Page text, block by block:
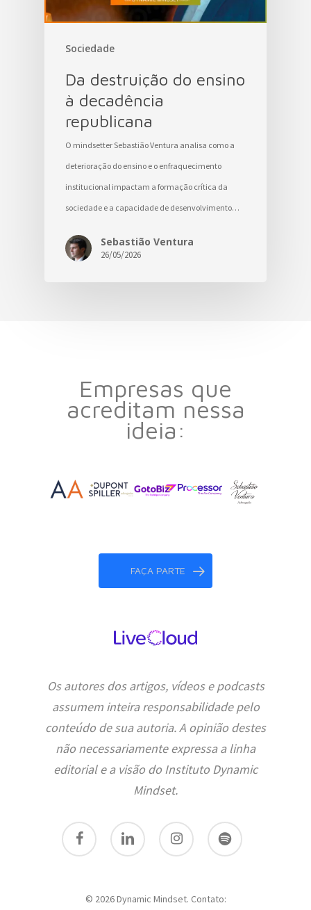
Sociedade
Da destruição do ensino
à decadência
republicana
O mindsetter Sebastião Ventura analisa como a
deterioração do ensino e o enfraquecimento
institucional impactam a formação crítica da
sociedade e a capacidade de desenvolvimento…
Sebastião Ventura
26/05/2026
Empresas que
acreditam nessa
ideia:
FAÇA PARTE
Os autores dos artigos, vídeos e podcasts
assumem inteira responsabilidade pelo
conteúdo de sua autoria. A opinião destes
não necessariamente expressa a linha
editorial e a visão do Instituto Dynamic
Mindset.
facebook linkedin instagram spotify
© 2026 Dynamic Mindset. Contato: